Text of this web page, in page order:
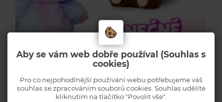
Aby se vám web dobře používal (Souhlas s
cookies)
Pro co nejpohodlnější používání webu potřebujeme váš
souhlas se zpracováním souborů cookies. Souhlas udělíte
kliknutím na tlačítko "Povolit vše".